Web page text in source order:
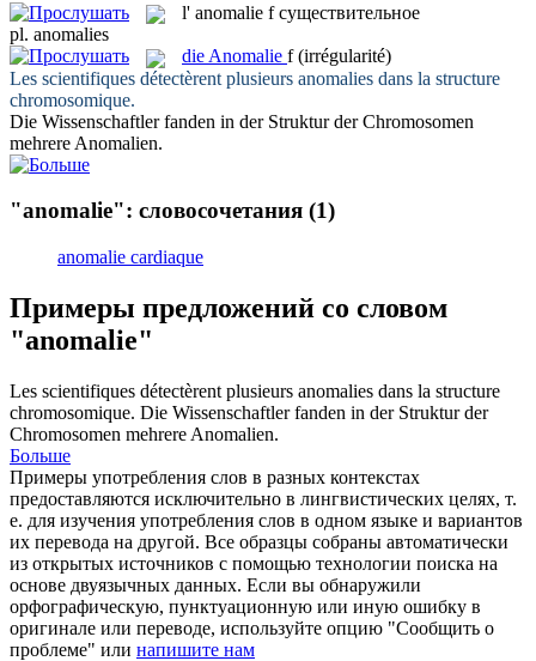
l' anomalie f существительное
pl. anomalies
die Anomalie f (irrégularité)
Les scientifiques détectèrent plusieurs anomalies dans la structure
chromosomique.
Die Wissenschaftler fanden in der Struktur der Chromosomen
mehrere Anomalien.
"anomalie": словосочетания (1)
anomalie cardiaque
Примеры предложений со словом
"anomalie"
Les scientifiques détectèrent plusieurs anomalies dans la structure
chromosomique. Die Wissenschaftler fanden in der Struktur der
Chromosomen mehrere Anomalien.
Больше
Примеры употребления слов в разных контекстах
предоставляются исключительно в лингвистических целях, т.
е. для изучения употребления слов в одном языке и вариантов
их перевода на другой. Все образцы собраны автоматически
из открытых источников с помощью технологии поиска на
основе двуязычных данных. Если вы обнаружили
орфографическую, пунктуационную или иную ошибку в
оригинале или переводе, используйте опцию "Сообщить о
проблеме" или напишите нам